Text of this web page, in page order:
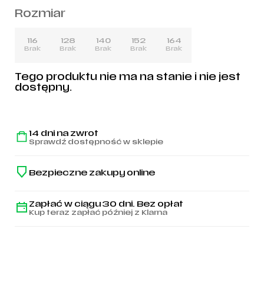
Rozmiar
116
Brak
128
Brak
140
Brak
152
Brak
164
Brak
Tego produktu nie ma na stanie i nie jest
dostępny.
14 dni na zwrot
Sprawdź dostępność w sklepie
Bezpieczne zakupy online
Zapłać w ciągu 30 dni. Bez opłat
Kup teraz zapłać później z Klarna